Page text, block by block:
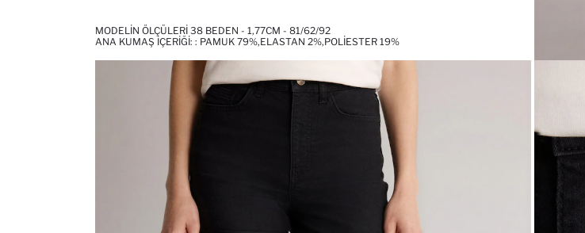
MODELIN ÖLÇÜLERI 38 BEDEN - 1,77CM - 81/62/92
ANA KUMAŞ İÇERIĞI: : PAMUK 79%,ELASTAN 2%,POLIESTER 19%